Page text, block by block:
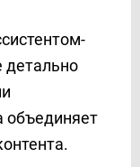
детально
объединяет